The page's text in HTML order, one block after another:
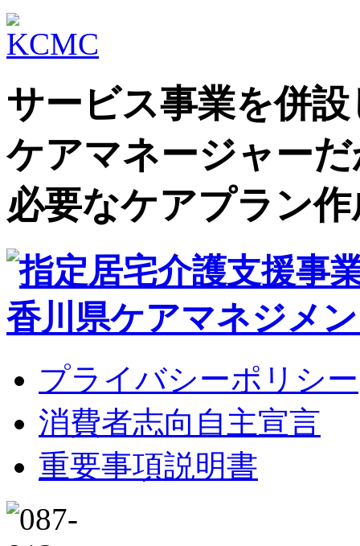
サービス事業を併
ケアマネージャー
必要なケアプラン
プライバシーポリシー
消費者志向自主宣言
重要事項説明書